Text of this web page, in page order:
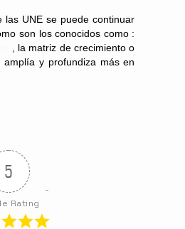
las UNE se puede continuar
son los conocidos como :
, la matriz de crecimiento o
amplía y profundiza más en
5
Rating